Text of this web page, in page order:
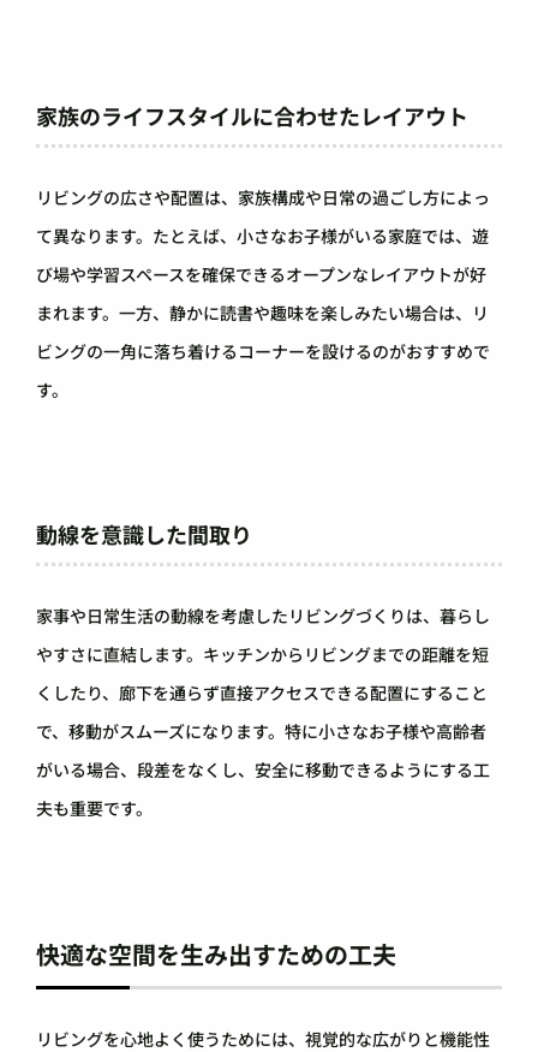
家族のライフスタイルに合わせたレイアウト
リビングの広さや配置は、家族構成や日常の過ごし方によっ
て異なります。たとえば、小さなお子様がいる家庭では、遊
び場や学習スペースを確保できるオープンなレイアウトが好
まれます。一方、静かに読書や趣味を楽しみたい場合は、リ
ビングの一角に落ち着けるコーナーを設けるのがおすすめで
す。
動線を意識した間取り
家事や日常生活の動線を考慮したリビングづくりは、暮らし
やすさに直結します。キッチンからリビングまでの距離を短
くしたり、廊下を通らず直接アクセスできる配置にすること
で、移動がスムーズになります。特に小さなお子様や高齢者
がいる場合、段差をなくし、安全に移動できるようにする工
夫も重要です。
快適な空間を生み出すための工夫
リビングを心地よく使うためには、視覚的な広がりと機能性